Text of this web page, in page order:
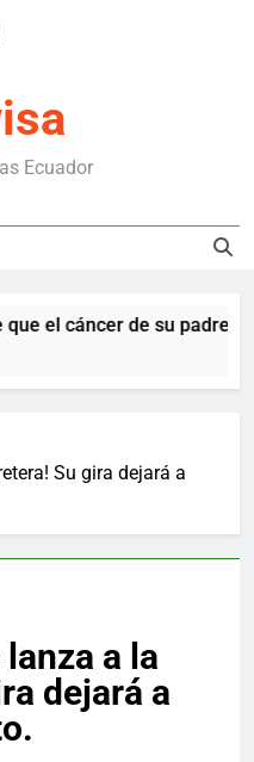
Ecuador
el cáncer de su padre se
Su gira dejará a
lanza a la
dejará a